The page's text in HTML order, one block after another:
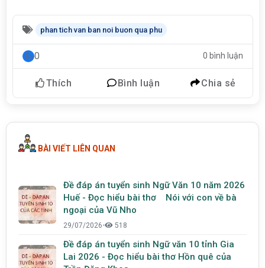
phan tich van ban noi buon qua phu
0 0 bình luận
Thích Bình luận Chia sẻ
BÀI VIẾT LIÊN QUAN
Đề đáp án tuyển sinh Ngữ Văn 10 năm 2026
Huế - Đọc hiểu bài thơ Nói với con về bà
ngoại của Vũ Nho
29/07/2026• 518
Đề đáp án tuyển sinh Ngữ văn 10 tỉnh Gia
Lai 2026 - Đọc hiểu bài thơ Hồn quê của